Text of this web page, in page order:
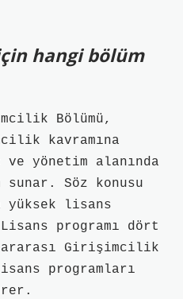
hangi bölüm
Bölümü,
kavramına
yönetim alanında
Söz konusu
yüksek lisans
programı dört
Girişimcilik
programları